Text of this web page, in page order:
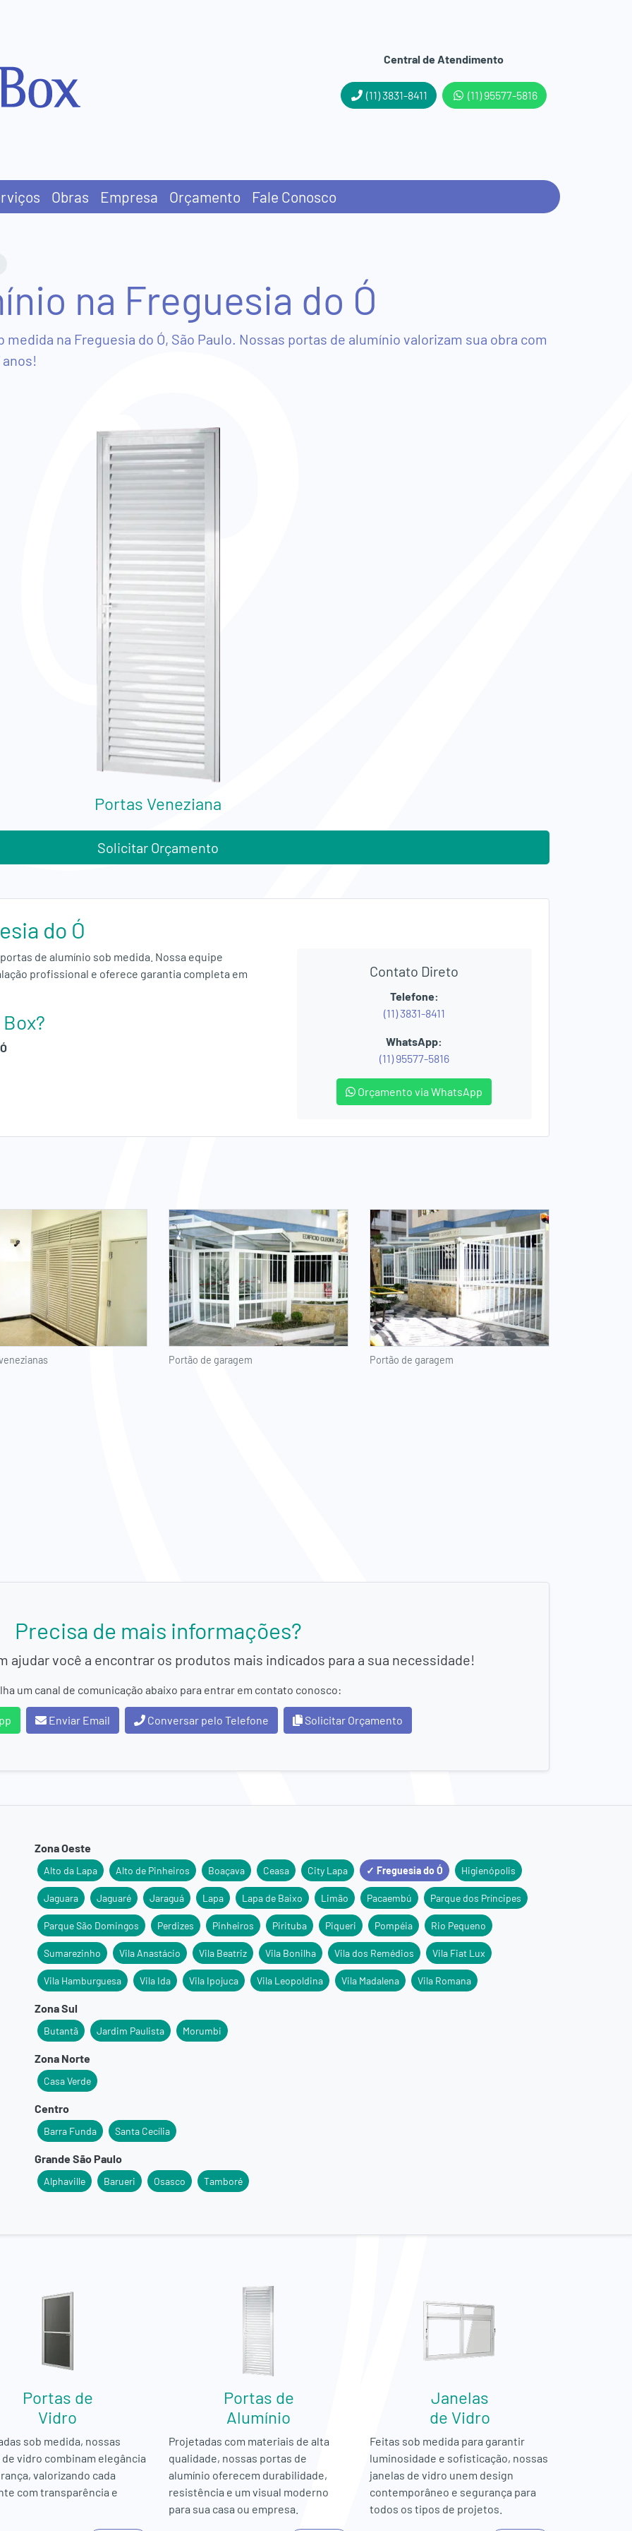
Central de Atendimento
(11) 3831-8411 (11) 95577-5816
Obras Empresa Orçamento Fale Conosco
na Freguesia do Ó
na Freguesia do Ó, São Paulo. Nossas portas de alumínio valorizam sua obra com
Portas Veneziana
Solicitar Orçamento
do Ó
de alumínio sob medida. Nossa equipe
profissional e oferece garantia completa em
Contato Direto
Telefone:
(11) 3831-8411
WhatsApp:
(11) 95577-5816
Orçamento via WhatsApp
Portão de garagem Portão de garagem
Precisa de mais informações?
ajudar você a encontrar os produtos mais indicados para a sua necessidade!
um canal de comunicação abaixo para entrar em contato conosco:
Enviar Email Conversar pelo Telefone Solicitar Orçamento
Zona Oeste
Alto da Lapa Alto de Pinheiros Boaçava Ceasa City Lapa ✓ Freguesia do Ó Higienópolis
Jaguara Jaguaré Jaraguá Lapa Lapa de Baixo Limão Pacaembú Parque dos Príncipes
Parque São Domingos Perdizes Pinheiros Pirituba Piqueri Pompéia Rio Pequeno
Sumarezinho Vila Anastácio Vila Beatriz Vila Bonilha Vila dos Remédios Vila Fiat Lux
Vila Hamburguesa Vila Ida Vila Ipojuca Vila Leopoldina Vila Madalena Vila Romana
Zona Sul
Butantã Jardim Paulista Morumbi
Zona Norte
Casa Verde
Centro
Barra Funda Santa Cecília
Grande São Paulo
Alphaville Barueri Osasco Tamboré
Portas de
Vidro
sob medida, nossas
vidro combinam elegância
valorizando cada
com transparência e
Portas de
Alumínio
Projetadas com materiais de alta
qualidade, nossas portas de
alumínio oferecem durabilidade,
resistência e um visual moderno
para sua casa ou empresa.
Janelas
de Vidro
Feitas sob medida para garantir
luminosidade e sofisticação, nossas
janelas de vidro unem design
contemporâneo e segurança para
todos os tipos de projetos.